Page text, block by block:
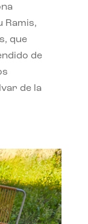
Ramis,
que
de
de la